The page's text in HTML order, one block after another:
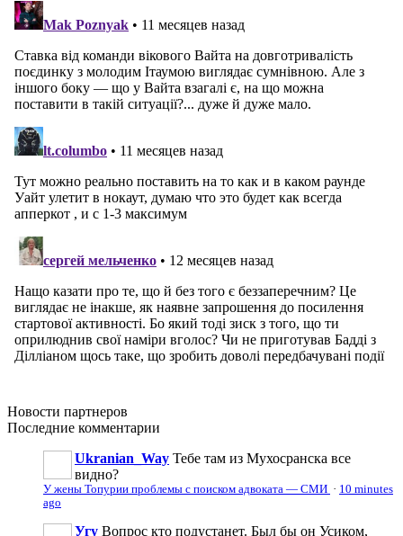
Новости партнеров
Последние комментарии
Ukranian_Way Тебе там из Мухосранска все
видно?
У жены Топурии проблемы с поиском адвоката — СМИ · 10 minutes
ago
Угу Вопрос кто подустанет. Был бы он Усиком,